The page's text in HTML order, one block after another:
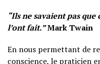
“Ils ne savaient pas
l’ont fait.”Mark Twain
En nous permettant de
conscience, le praticien